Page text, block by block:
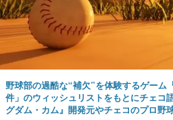
野球部の過酷な“補欠”を体験するゲー
件」のウィッシュリストをもとにチェコ
グダム・カム』開発元やチェコのプロ野